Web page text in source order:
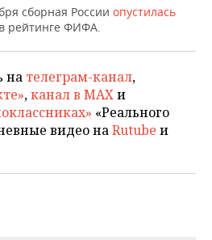
сборная России опустилась
рейтинге ФИФА.
на телеграм-канал,
,канал в MAXи
«Реального
видео наRutube и